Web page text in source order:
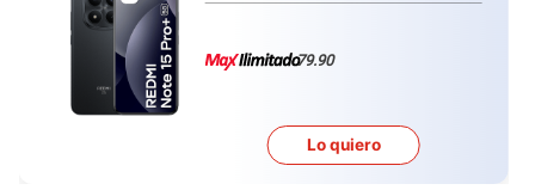
79.90
Lo quiero